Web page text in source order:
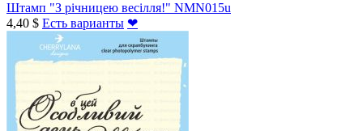
Штамп "З річницею весілля!" NMN015u
4,40 $ Есть варианты ❤